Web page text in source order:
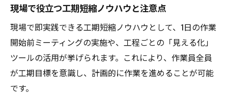
現場で役立つ工期短縮ノウハウと注意点
現場で即実践できる工期短縮ノウハウとして、1日の作業
開始前ミーティングの実施や、工程ごとの「見える化」
ツールの活用が挙げられます。これにより、作業員全員
が工期目標を意識し、計画的に作業を進めることが可能
です。